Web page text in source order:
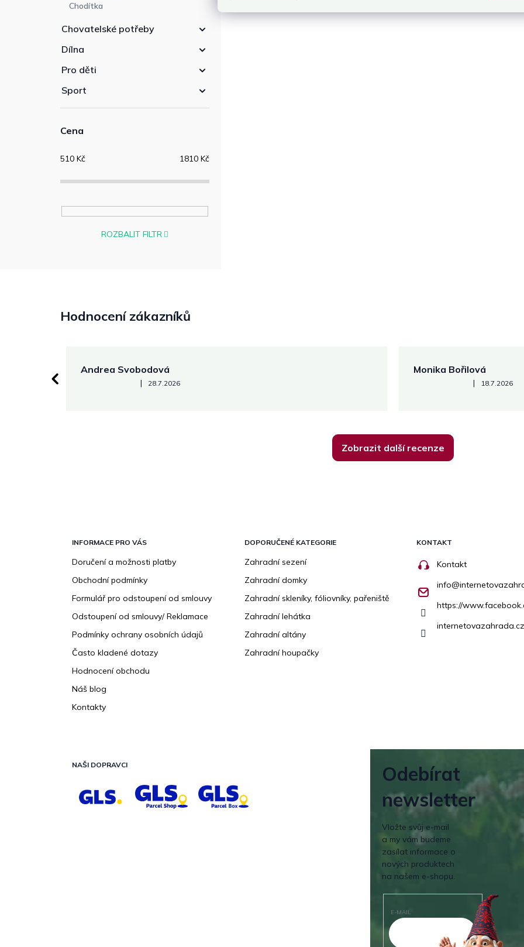
Chodítka
Chovatelské potřeby
Dílna
Pro děti
Sport
Cena
510 Kč 1810 Kč
ROZBALIT FILTR
Hodnocení zákazníků
Andrea Svobodová
Hodnocení obchodu je 5 z 5 hvězdiček.
| 28.7.2026
Monika Bořilová
Hodnocení obchodu je 5 z
| 18.7.2026
Zobrazit další recenze
INFORMACE PRO VÁS
Doručení a možnosti platby
Obchodní podmínky
Formulář pro odstoupení od smlouvy
Odstoupení od smlouvy/ Reklamace
Podmínky ochrany osobních údajů
Často kladené dotazy
Hodnocení obchodu
Náš blog
Kontakty
DOPORUČENÉ KATEGORIE
Zahradní sezení
Zahradní domky
Zahradní skleníky, fóliovníky, pařeniště
Zahradní lehátka
Zahradní altány
Zahradní houpačky
KONTAKT
Kontakt
info@
https://
NAŠI DOPRAVCI
Odebírat
newsletter
Vložte svůj e-mail
a my vám budeme
zasílat informace o
nových produktech
na našem e-shopu.
E-MAIL